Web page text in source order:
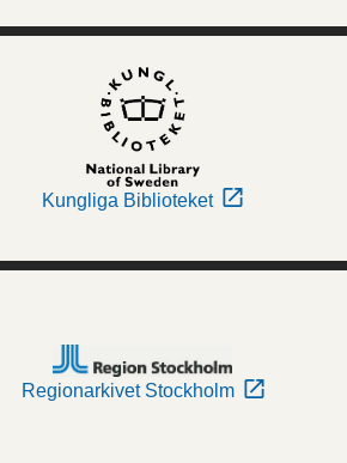
Kungliga Biblioteket
Regionarkivet Stockholm